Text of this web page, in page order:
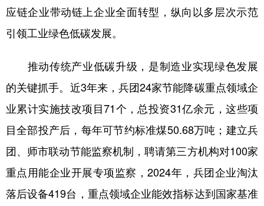
应链企业带动链上企业全面转型，纵向以多层次示范
引领工业绿色低碳发展。
推动传统产业低碳升级，是制造业实现绿色发展
的关键抓手。近3年来，兵团24家节能降碳重点领域企
业累计实施技改项目71个，总投资31亿余元，这些项
目全部投产后，每年可节约标准煤50.68万吨；建立兵
团、师市联动节能监察机制，聘请第三方机构对100家
重点用能企业开展专项监察，2024年，兵团企业淘汰
落后设备419台，重点领域企业能效指标达到国家基准